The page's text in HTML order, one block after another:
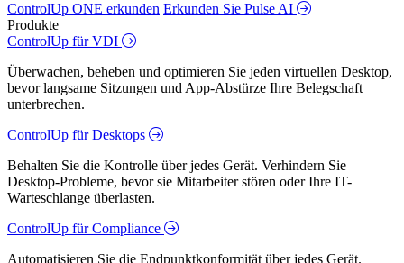
ControlUp ONE erkunden Erkunden Sie Pulse AI
Produkte
ControlUp für VDI
Überwachen, beheben und optimieren Sie jeden virtuellen Desktop,
bevor langsame Sitzungen und App-Abstürze Ihre Belegschaft
unterbrechen.
ControlUp für Desktops
Behalten Sie die Kontrolle über jedes Gerät. Verhindern Sie
Desktop-Probleme, bevor sie Mitarbeiter stören oder Ihre IT-
Warteschlange überlasten.
ControlUp für Compliance
Automatisieren Sie die Endpunktkonformität über jedes Gerät.